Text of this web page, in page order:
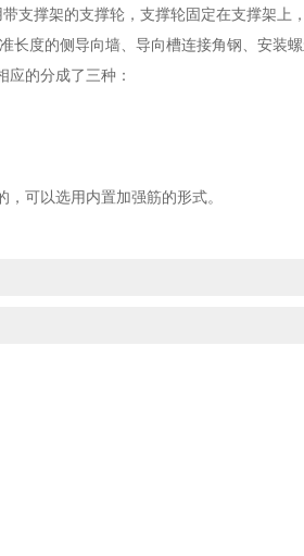
支撑架的支撑轮，支撑轮固定在支撑架上
长度的侧导向墙、导向槽连接角钢、安装
的分成了三种：
可以选用内置加强筋的形式。